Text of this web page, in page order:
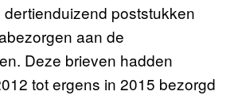
poststukken
aan de
Deze brieven hadden
tot ergens in 2015 bezorgd